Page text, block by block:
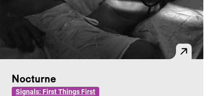
Nocturne
Signals: First Things First